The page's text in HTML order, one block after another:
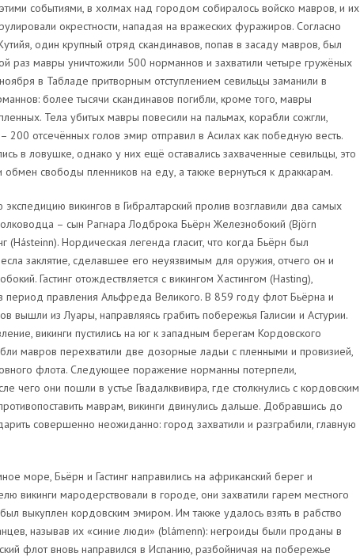
событиями, в холмах над городом собиралось войско мавров, и их
окрестности, нападая на вражеских фуражиров. Согласно
один крупный отряд скандинавов, попав в засаду мавров, был
раз мавры уничтожили 500 норманнов и захватили четыре гружёных
в Табладе притворным отступлением севильцы заманили в
более тысячи скандинавов погибли, кроме того, мавры
Тела убитых мавры повесили на пальмах, корабли сожгли,
200 отсечённых голов эмир отправил в Асилах как победную весть.
в ловушке, однако у них ещё оставались захваченные севильцы, это
обмен свободы пленников на еду, а также вернуться к драккарам.
викингов в Гибралтарский пролив возглавили два самых
– сын Рагнара Лодброка Бьёрн Железнобокий (Björn
(Hásteinn). Нордическая легенда гласит, что когда Бьёрн был
заклятие, сделавшее его неуязвимым для оружия, отчего он и
Гастинг отождествляется с викингом Хастингом (Hasting),
период правления Альфреда Великого. В 859 году флот Бьёрна и
вышли из Луары, направляясь грабить побережья Галисии и Астурии.
викинги пустились на юг к западным берегам Кордовского
мавров перехватили две дозорные ладьи с пленными и провизией,
флота. Следующее поражение норманны потерпели,
чего они пошли в устье Гвадалквивира, где столкнулись с кордовским
маврам, викинги двинулись дальше. Добравшись до
совершенно неожиданно: город захватили и разграбили, главную
море, Бьёрн и Гастинг направились на африканский берег и
викинги мародерствовали в городе, они захватили гарем местного
выкуплен кордовским эмиром. Им также удалось взять в рабство
называв их «синие люди» (blámenn): негроиды были проданы в
флот вновь направился в Испанию, разбойничая на побережье